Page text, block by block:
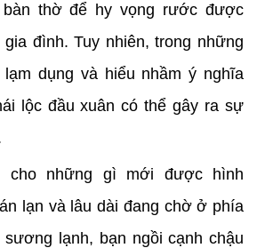
bàn thờ để hy vọng rước được
đình. Tuy nhiên, trong những
dụng và hiểu nhầm ý nghĩa
lộc đầu xuân có thể gây ra sự
cho những gì mới được hình
lạn và lâu dài đang chờ ở phía
lạnh, bạn ngồi cạnh chậu